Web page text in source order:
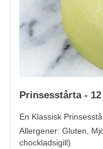
Prinsesstårta -
En Klassisk
Allergener: Gluten,
chockladsigill)